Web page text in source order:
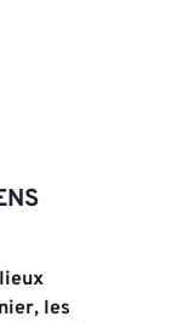
les